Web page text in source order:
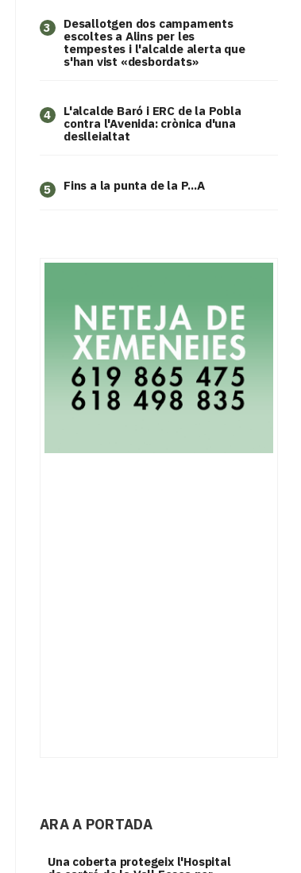
3
​Desallotgen dos campaments
escoltes a Alins per les
tempestes i l'alcalde alerta que
s'han vist «desbordats»
4
L'alcalde Baró i ERC de la Pobla
contra l'Avenida: crònica d'una
deslleialtat
5 Fins a la punta de la P...A
ARA A PORTADA
Una coberta protegeix l'Hospital